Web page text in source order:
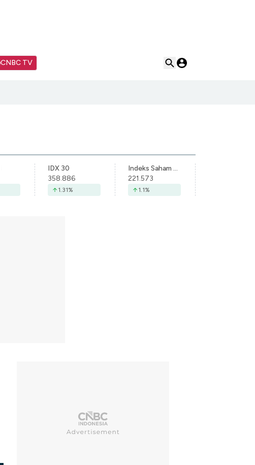
CNBC TV
IDX 30
358.886
1.31%
Indeks Saham Syariah Indonesia
221.573
1.1%